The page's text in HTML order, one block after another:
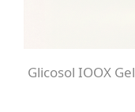
Glicosol IOOX Gel